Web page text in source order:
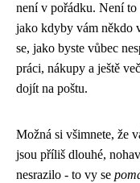
není v pořádku. Není to
jako kdyby vám někdo
se, jako byste vůbec
práci, nákupy a ještě
dojít na poštu.
Možná si všimnete, že
jsou příliš dlouhé,
nesrazilo - to vy se